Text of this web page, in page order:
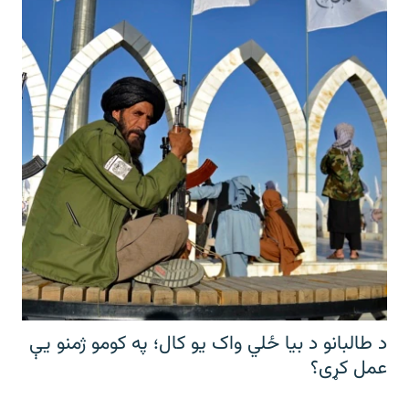
د طالبانو د بیا ځلي واک یو کال؛ په کومو ژمنو یې
عمل کړی؟